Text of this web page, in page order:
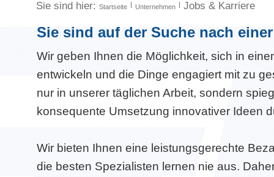
Sie sind hier: Startseite Unternehmen Jobs & Karriere
Sie sind auf der Suche nach
Wir geben Ihnen die Möglichkeit, sich in
entwickeln und die Dinge engagiert mit zu
nur in unserer täglichen Arbeit, sondern
konsequente Umsetzung innovativer Ideen
Wir bieten Ihnen eine leistungsgerechte
die besten Spezialisten lernen nie aus.